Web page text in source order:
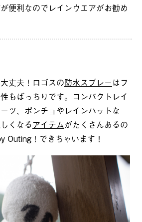
便利なのでレインウエアがお勧め
丈夫！ロゴスの防水スプレーはフ
もばっちりです。コンパクトレイ
ツ、ポンチョやレインハットな
くなるアイテムがたくさんあるの
Outing！できちゃいます！